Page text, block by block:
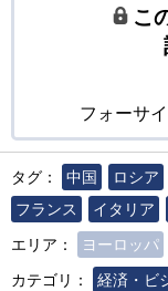
こ
フォーサ
タグ： 中国 ロシア
フランス
イタリア
エリア：
ヨーロッパ
カテゴリ：
経済・ビ